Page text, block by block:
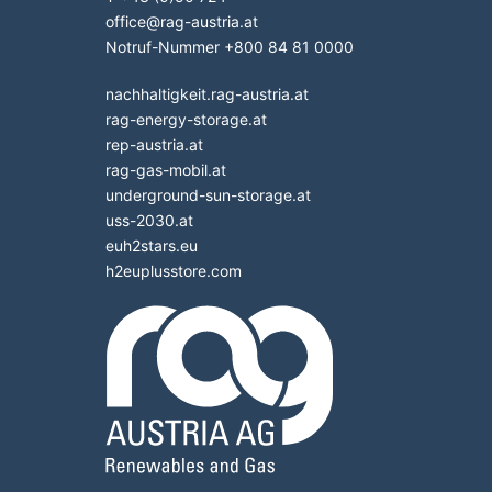
office@rag-austria.at
Notruf-Nummer +800 84 81 0000
nachhaltigkeit.rag-austria.at
rag-energy-storage.at
rep-austria.at
rag-gas-mobil.at
underground-sun-storage.at
uss-2030.at
euh2stars.eu
h2euplusstore.com